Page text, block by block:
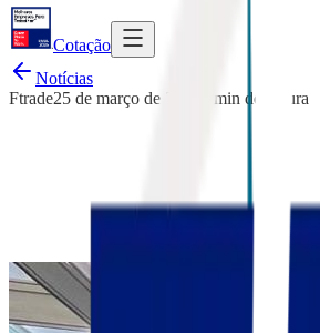
Cotação
Notícias
Ftrade25 de março de 2026 min de leitura
Paulo 2026